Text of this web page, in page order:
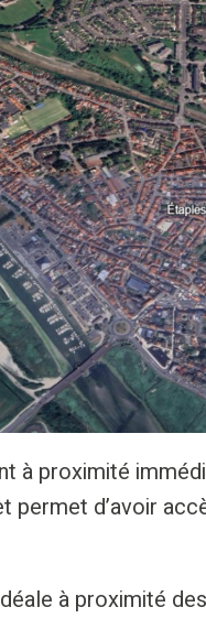
à proximité
permet d’avoir
à proximité